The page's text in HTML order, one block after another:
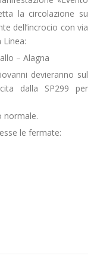
la circolazione su
dell’incrocio con via
– Alagna
devieranno sul
dalla SP299 per
normale.
le fermate: